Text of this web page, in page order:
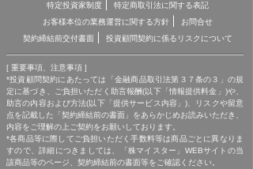
特定投資家制度
特定商取引法に関する表記
お客様本位の業務運営に関する方針
お問合せ
契約締結前交付書面
投資顧問契約に係るリスクについて
[ 重要事項、注意事項 ]
*投資顧問契約にあたっては「金融商品取引法第３７条の３」の規
定に基づき、ご負担いただく助言報酬(以下「情報提供料金」)や、
助言の内容および方法(以下「提供サービス内容」)、リスクや留意
点を記載した「契約締結前の書面」をあらかじめお読みいただき、
内容をご理解の上ご契約をお願いしております。
*各商品等に際してご負担いただく手数料等は商品ごとに異なりま
すので、詳細につきましては、「株マイスター」WEBサイトの当
該商品等のページ、契約締結前の書面等をご確認ください。